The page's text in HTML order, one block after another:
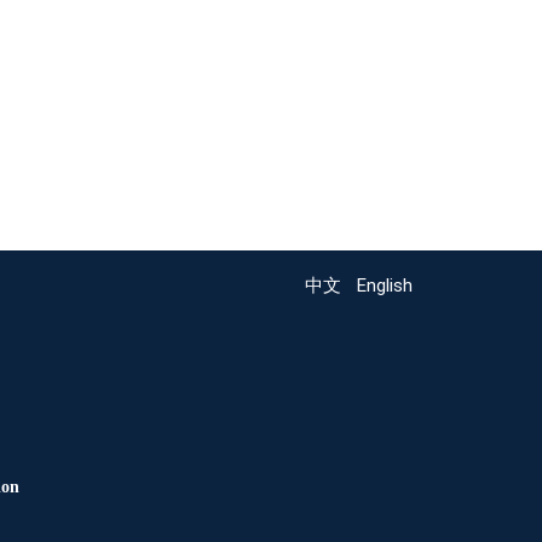
中文 English